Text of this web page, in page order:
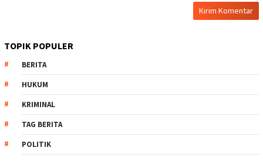
TOPIK POPULER
BERITA
HUKUM
KRIMINAL
TAG BERITA
POLITIK